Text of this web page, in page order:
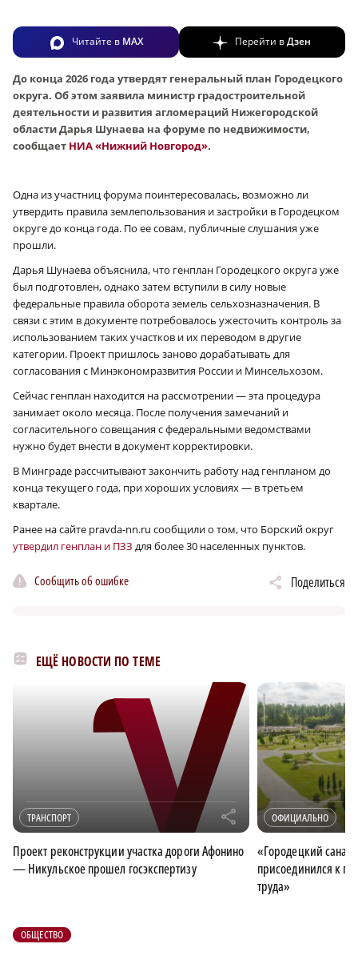
Читайте в MAX Перейти вДзен
До конца 2026 года утвердят генеральный план Городецкого
округа. Об этом заявила министр градостроительной
деятельности и развития агломераций Нижегородской
области Дарья Шунаева на форуме по недвижимости,
сообщает НИА «Нижний Новгород».
Одна из участниц форума поинтересовалась, возможно ли
утвердить правила землепользования и застройки в Городецком
округе до конца года. По ее совам, публичные слушания уже
прошли.
Дарья Шунаева объяснила, что генплан Городецкого округа уже
был подготовлен, однако затем вступили в силу новые
федеральные правила оборота земель сельхозназначения. В
связи с этим в документе потребовалось ужесточить контроль за
использованием таких участков и их переводом в другие
категории. Проект пришлось заново дорабатывать для
согласования с Минэкономразвития России и Минсельхозом.
Сейчас генплан находится на рассмотрении — эта процедура
занимает около месяца. После получения замечаний и
согласительного совещания с федеральными ведомствами
нужно будет внести в документ корректировки.
В Минграде рассчитывают закончить работу над генпланом до
конца текущего года, при хороших условиях — в третьем
квартале.
Ранее на сайте pravda-nn.ru сообщили о том, что Борский округ
утвердил генплан и ПЗЗ для более 30 населенных пунктов.
Сообщить об ошибке Поделиться
ЕЩЁ НОВОСТИ ПО ТЕМЕ
ТРАНСПОРТ r
Проект реконструкции участка дороги Афонино
— Никульское прошел госэкспертизу
ОФИЦИАЛЬНО
«Городецкий
присоединился к
труда»
ОБЩЕСТВО